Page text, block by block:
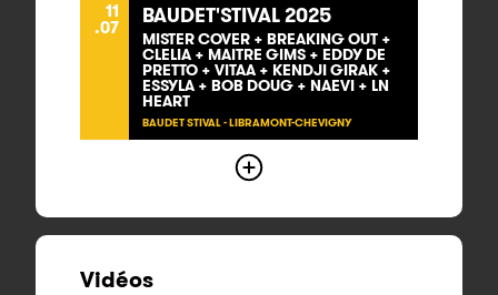
11
.07 BAUDET'STIVAL 2025
MISTER COVER + BREAKING OUT +
CLELIA + MAITRE GIMS + EDDY DE
PRETTO + VITAA + KENDJI GIRAK +
ESSYLA + BOB DOUG + NAEVI + LN
HEART
BAUDET STIVAL - LIBRAMONT-CHEVIGNY
Vidéos